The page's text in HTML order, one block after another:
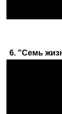
6. "Семь